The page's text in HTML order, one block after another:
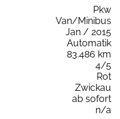
Pkw
Van/Minibus
Jan / 2015
Automatik
83.486 km
4/5
Rot
Zwickau
ab sofort
n/a